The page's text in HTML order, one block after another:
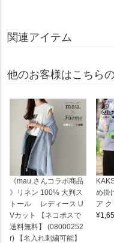
関連アイテム
他のお客様はこちら
《mau.さんコラボ商品
》リネン 100% 大判ス
トール レディース U
Vカット 【ネコポスで
送料無料】 (08000252
r) 【名入れ刺繍可能】
め掛
ア
¥